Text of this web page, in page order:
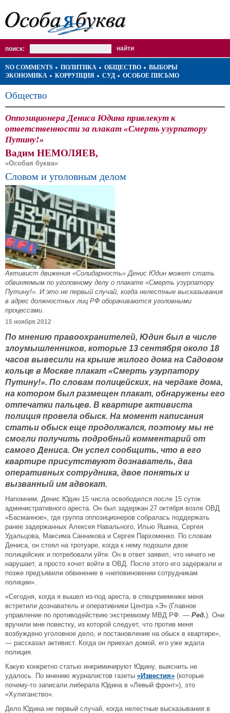
поиск:
NO COMMENTS ПОЛИТИКА ОБЩЕСТВО
ВЫБОРЫ
ЭКОНОМИКА
КОРРУПЦИЯ СУД ОСОБОЕ ПИСЬМО
Общество
Оппозиционера Дениса Юдина привлекут к
ответственности за плакат «Смерть узурпатору
Путину!»
Вадим НЕМОЛЯЕВ,
«Особая буква»
Словом и уголовным делом
Активист движения «Солидарность» Денис Юдин может стать
обвиняемым по уголовному делу о плакате «Смерть узурпатору
Путину!». И это не первый случай, когда нелестные высказывания
в адрес должностных лиц РФ оборачиваются уголовными
процессами.
15 ноября 2012
По мнению правоохранителей, Юдин был в числе
злоумышленников, которые 13 сентября около 18
часов вывесили на крыше жилого дома на Садовом
кольце в Москве плакат «Смерть узурпатору
Путину!». По словам полицейских, на чердаке дома,
на котором был размещен плакат, обнаружены его
отпечатки пальцев. В квартире активиста
полиция провела обыск. На момент написания
статьи обыск еще продолжался, поэтому мы не
смогли получить подробный комментарий от
самого Дениса. Он успел сообщить, что в его
квартире присутствуют дознаватель, два
оперативных сотрудника, двое понятых и
вызванный им адвокат.
Напомним, Денис Юдин 15 числа освободился после 15 суток
административного ареста. Он был задержан 27 октября возле ОВД
«Басманное», где группа оппозиционеров собралась поддержать
ранее задержанных Алексея Навального, Илью Яшина, Сергея
Удальцова, Максима Санникова и Сергея Пархоменко. По словам
Дениса, он стоял на тротуаре, когда к нему подошли двое
полицейских и потребовали уйти. Он в ответ заявил, что ничего не
нарушает, а просто хочет войти в ОВД. После этого его задержали и
позже предъявили обвинение в «неповиновении сотрудникам
полиции».
«Сегодня, когда я вышел из-под ареста, в спецприемнике меня
встретили дознаватель и оперативники Центра «Э» (Главное
управление по противодействию экстремизму МВД РФ. — Ред.). Они
вручили мне повестку, из которой следует, что против меня
возбуждено уголовное дело, и постановление на обыск в квартире»,
— рассказал активист. Когда он приехал домой, его уже ждала
полиция.
Какую конкретно статью инкриминируют Юдину, выяснить не
удалось. По мнению журналистов газеты «Известия» (которые
почему-то записали либерала Юдина в «Левый фронт»), это
«Хулиганство».
Дело Юдина не первый случай, когда нелестные высказывания в